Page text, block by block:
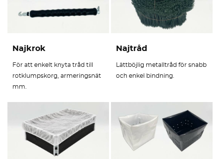
Najkrok
För att enkelt knyta tråd till
rotklumpskorg, armeringsnät
mm.
Najtråd
Lättböjlig metalltråd för snabb
och enkel bindning.